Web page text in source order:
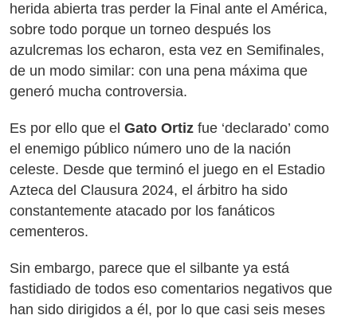
herida abierta tras perder la Final ante el América,
sobre todo porque un torneo después los
azulcremas los echaron, esta vez en Semifinales,
de un modo similar: con una pena máxima que
generó mucha controversia.
Es por ello que el Gato Ortiz fue ‘declarado’ como
el enemigo público número uno de la nación
celeste. Desde que terminó el juego en el Estadio
Azteca del Clausura 2024, el árbitro ha sido
constantemente atacado por los fanáticos
cementeros.
Sin embargo, parece que el silbante ya está
fastidiado de todos eso comentarios negativos que
han sido dirigidos a él, por lo que casi seis meses